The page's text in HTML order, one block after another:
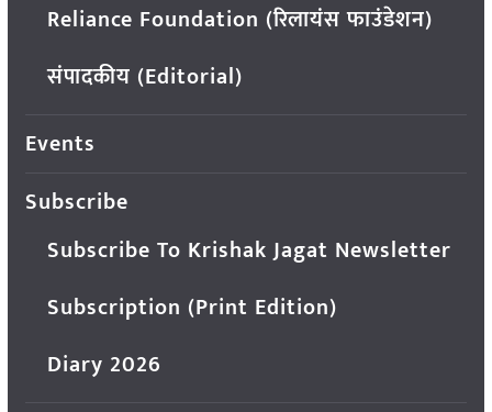
Reliance Foundation (रिलायंस फाउंडेशन)
संपादकीय (Editorial)
Events
Subscribe
Subscribe To Krishak Jagat Newsletter
Subscription (Print Edition)
Diary 2026